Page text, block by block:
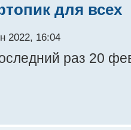
для всех
2022, 16:04
раз 20